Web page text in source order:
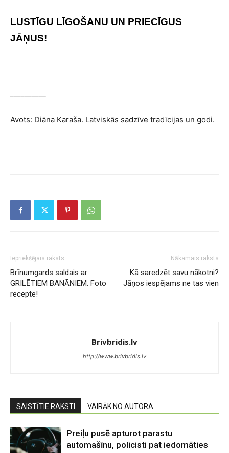
LUSTĪGU LĪGOŠANU UN PRIECĪGUS
JĀŅUS!
Avots: Diāna Karaša. Latviskās sadzīve tradīcijas un godi.
Iepriekšējais raksts
Brīnumgards saldais ar
GRILĒTIEM BANĀNIEM. Foto
recepte!
Nākamais raksts
Kā saredzēt savu nākotni?
Jāņos iespējams ne tas vien
Brivbridis.lv
http://www.brivbridis.lv
SAISTĪTIE RAKSTI VAIRĀK NO AUTORA
Preiļu pusē apturot parastu
automašīnu, policisti pat iedomāties